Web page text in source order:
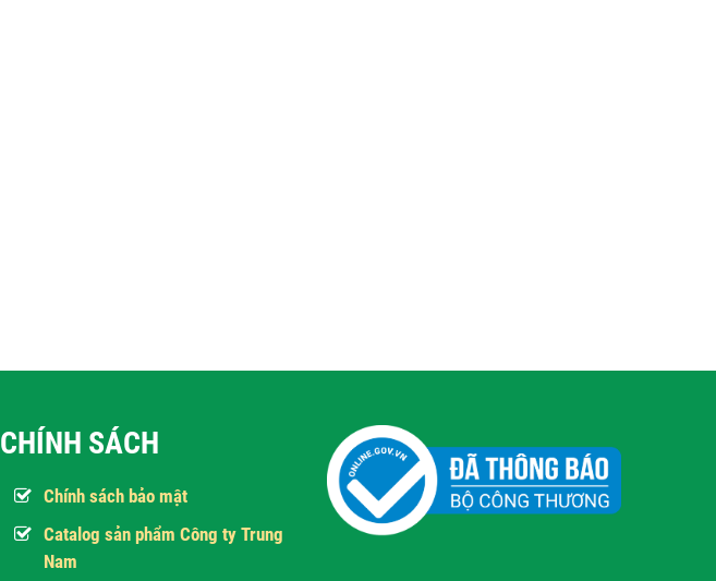
CHÍNH SÁCH
Chính sách bảo mật
Catalog sản phẩm Công ty Trung
Nam